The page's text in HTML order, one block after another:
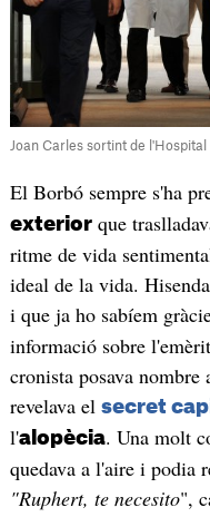
Joan Carles sortint de
El Borbó sempre s'ha
exteriorque
ritme de vida
ideal de la vida.
i que ja ho sabíem
informació sobre
cronista posava
revelava el secret
l'alopècia. Una molt
quedava a l'aire i podia
"Ruphert, te necesito",